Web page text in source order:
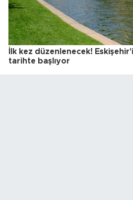
İlk kez düzenlenecek!
tarihte başlıyor